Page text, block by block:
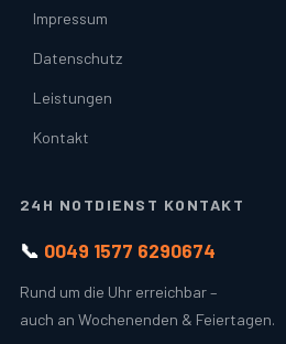
Impressum
Datenschutz
Leistungen
Kontakt
24H NOTDIENST KONTAKT
📞 0049 1577 6290674
Rund um die Uhr erreichbar –
auch an Wochenenden & Feiertagen.